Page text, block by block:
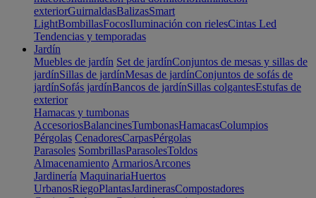
exteriorGuirnaldasBalizasSmart
LightBombillasFocosIluminación con rielesCintas Led
Tendencias y temporadas
Jardín
Muebles de jardín Set de jardínConjuntos de mesas y sillas de
jardínSillas de jardínMesas de jardínConjuntos de sofás de
jardínSofás jardínBancos de jardínSillas colgantesEstufas de
exterior
Hamacas y tumbonas
AccesoriosBalancinesTumbonasHamacasColumpios
Pérgolas CenadoresCarpasPérgolas
Parasoles SombrillasParasolesToldos
Almacenamiento ArmariosArcones
Jardinería MaquinariaHuertos
UrbanosRiegoPlantasJardinerasCompostadores